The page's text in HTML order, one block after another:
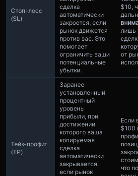
Стоп-лосс
(SL)
сделка
автоматически
закроется, если
рынок движется
против вас. Это
помогает
ограничить ваши
потенциальные
убытки.
$10,
лишь
от
Тейк-профит
(TP)
Заранее
установленный
процентный
уровень
прибыли, при
достижении
которого ваша
копируемая
сделка
автоматически
закрывается,
если рынок
Если
$100
что